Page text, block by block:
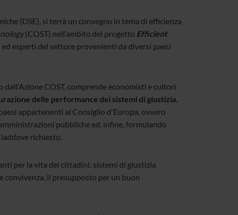
(DSE), si terrà un convegno in tema di efficienza
(COST) nell’ambito del progetto Efficient
esperti del settore provenienti da diversi paesi
COST, comprende economisti e cultori
delle performance dei sistemi di giustizia,
appartenenti al Consiglio d'Europa, ovvero
pubbliche ed, infine, formulando
richiesto.
per la vita dei cittadini: sistemi di giustizia
convivenza, il presupposto per un buon